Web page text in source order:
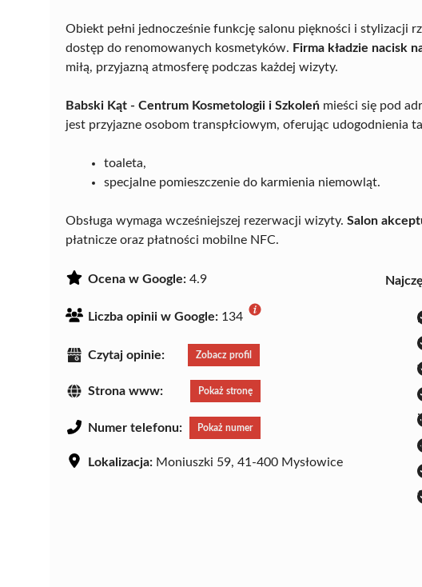
Obiekt pełni jednocześnie funkcję salonu piękności i stylizacji
dostęp do renomowanych kosmetyków. Firma kładzie nacisk
miłą, przyjazną atmosferę podczas każdej wizyty.
Babski Kąt - Centrum Kosmetologii i Szkoleń mieści się pod
jest przyjazne osobom transpłciowym, oferując udogodnienia
toaleta,
specjalne pomieszczenie do karmienia niemowląt.
Obsługa wymaga wcześniejszej rezerwacji wizyty. Salon
płatnicze oraz płatności mobilne NFC.
Ocena w Google: 4.9
Liczba opinii w Google: 134
Czytaj opinie: Zobacz profil
Strona www: Pokaż stronę
Numer telefonu: Pokaż numer
Lokalizacja: Moniuszki 59, 41-400 Mysłowice